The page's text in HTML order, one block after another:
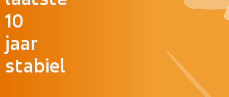
10
jaar
stabiel